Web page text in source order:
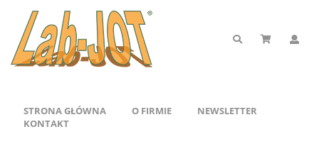
STRONA GŁÓWNA O FIRMIE
NEWSLETTER
KONTAKT